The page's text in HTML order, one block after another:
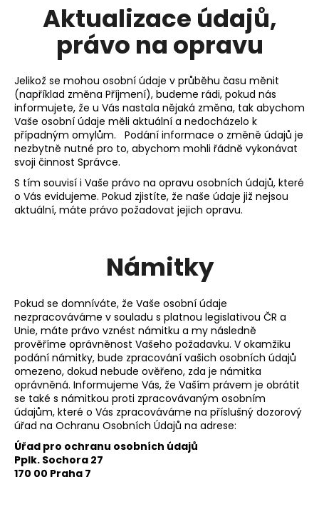
Aktualizace údajů,
právo na opravu
Jelikož se mohou osobní údaje v průběhu času měnit
(například změna Příjmení), budeme rádi, pokud nás
informujete, že u Vás nastala nějaká změna, tak abychom
Vaše osobní údaje měli aktuální a nedocházelo k
případným omylům. Podání informace o změně údajů je
nezbytně nutné pro to, abychom mohli řádně vykonávat
svoji činnost Správce.
S tím souvisí i Vaše právo na opravu osobních údajů, které
o Vás evidujeme. Pokud zjistíte, že naše údaje již nejsou
aktuální, máte právo požadovat jejich opravu.
Námitky
Pokud se domníváte, že Vaše osobní údaje
nezpracováváme v souladu s platnou legislativou ČR a
Unie, máte právo vznést námitku a my následně
prověříme oprávněnost Vašeho požadavku. V okamžiku
podání námitky, bude zpracování vašich osobních údajů
omezeno, dokud nebude ověřeno, zda je námitka
oprávněná. Informujeme Vás, že Vaším právem je obrátit
se také s námitkou proti zpracovávaným osobním
údajům, které o Vás zpracováváme na příslušný dozorový
úřad na Ochranu Osobních Údajů na adrese:
Úřad pro ochranu osobních údajů
Pplk. Sochora 27
170 00 Praha 7